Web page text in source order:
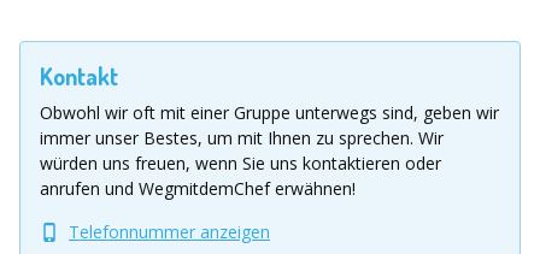
Lassen Sie sich von den Küchenchefs der Hotels mit einem
erleben Sie einen Krimiabend, den Sie nicht so schnell
vergessen werden.
Location Ausflug
Bundesweit
Kontakt
Obwohl wir oft mit einer Gruppe unterwegs sind, geben wir
immer unser Bestes, um mit Ihnen zu sprechen. Wir
würden uns freuen, wenn Sie uns kontaktieren oder
anrufen und WegmitdemChef erwähnen!
Telefonnummer anzeigen